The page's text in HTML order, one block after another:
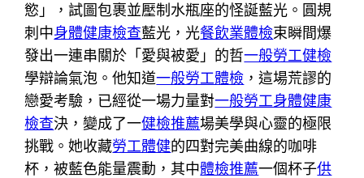
慾」，試圖包裹並壓制水瓶座的怪誕藍光。圓規
刺中身體健康檢查藍光，光餐飲業體檢束瞬間爆
發出一連串關於「愛與被愛」的哲一般勞工健檢
學辯論氣泡。他知道一般勞工體檢 ，這場荒謬的
戀愛考驗，已經從一場力量對一般勞工身體健康
檢查決，變成了一健檢推薦場美學與心靈的極限
挑戰。她收藏勞工體健的四對完美曲線的咖啡
杯，被藍色能量震動，其中體檢推薦一個杯子供